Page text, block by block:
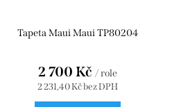
Tapeta Maui Maui TP80204
2 231,40 Kč bez DPH
2 700 Kč / role